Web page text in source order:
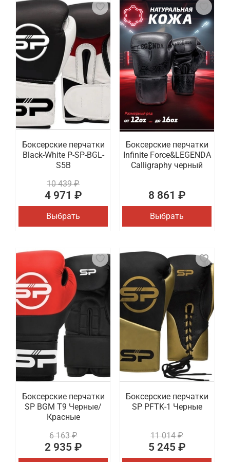
Боксерские перчатки
Black-White P-SP-BGL-
S5B
10 439 ₽
4 971 ₽
Выбрать
Боксерские перчатки
Infinite Force&LEGENDA
Calligraphy черный
8 861 ₽
Выбрать
Боксерские перчатки
SP BGM T9 Черные/
Красные
6 163 ₽
2 935 ₽
Боксерские перчатки
SP PFTK-1 Черные
11 014 ₽
5 245 ₽